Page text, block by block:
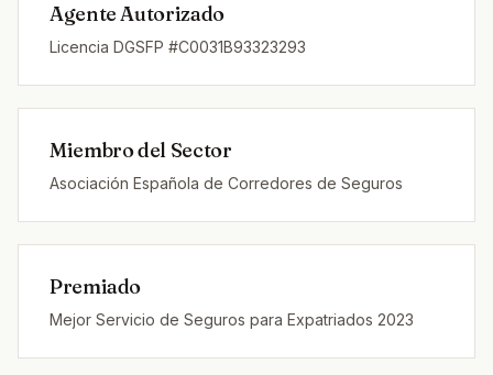
Agente Autorizado
Licencia DGSFP #C0031B93323293
Miembro del Sector
Asociación Española de Corredores de Seguros
Premiado
Mejor Servicio de Seguros para Expatriados 2023